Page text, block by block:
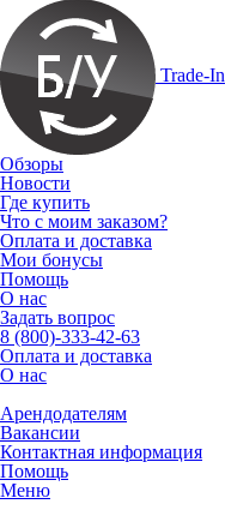
Trade-In
Обзоры
Новости
Где купить
Что с моим заказом?
Оплата и доставка
Мои бонусы
Помощь
О нас
Задать вопрос
8 (800)-333-42-63
Оплата и доставка
О нас
Арендодателям
Вакансии
Контактная информация
Помощь
Меню